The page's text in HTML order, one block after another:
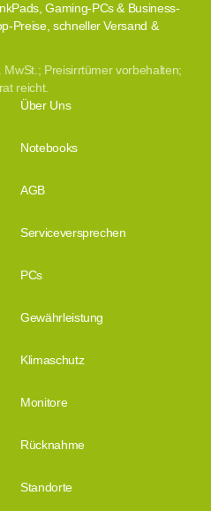
Gaming-PCs & Business-
Preise, schneller Versand &
Preisirrtümer vorbehalten;
reicht.
Über Uns
Notebooks
AGB
Serviceversprechen
PCs
Gewährleistung
Klimaschutz
Monitore
Rücknahme
Standorte